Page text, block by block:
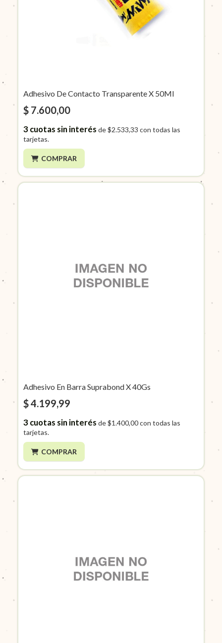
Adhesivo De Contacto Transparente X 50Ml
$ 7.600,00
3cuotas sin interés de$2.533,33 con todas las
tarjetas.
COMPRAR
Adhesivo En Barra Suprabond X 40Gs
$ 4.199,99
3cuotas sin interés de$1.400,00con todas las
tarjetas.
COMPRAR